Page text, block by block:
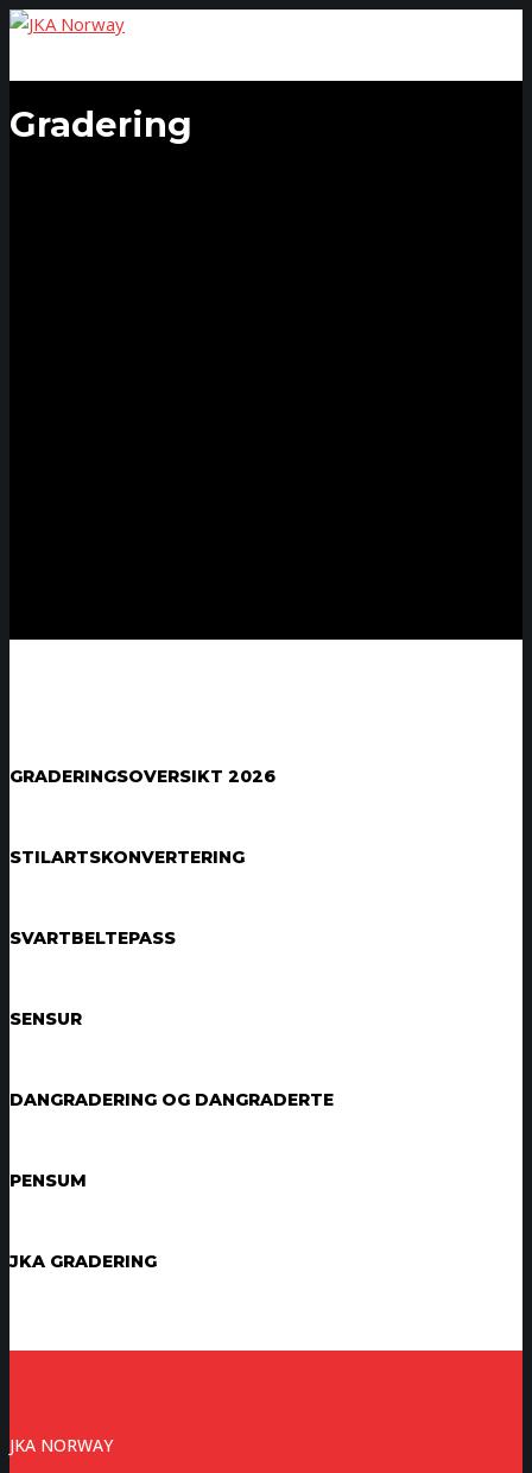
Gradering
GRADERINGSOVERSIKT 2026
STILARTSKONVERTERING
SVARTBELTEPASS
SENSUR
DANGRADERING OG DANGRADERTE
PENSUM
JKA GRADERING
JKA NORWAY